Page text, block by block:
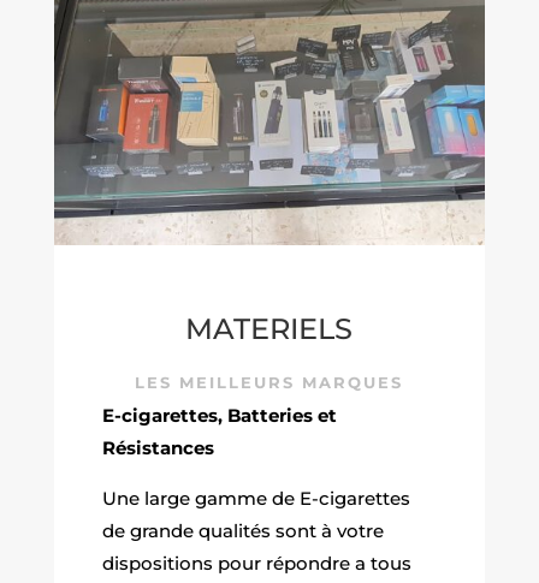
MATERIELS
LES MEILLEURS MARQUES
E-cigarettes, Batteries et
Résistances
Une large gamme de E-cigarettes
de grande qualités sont à votre
dispositions pour répondre a tous